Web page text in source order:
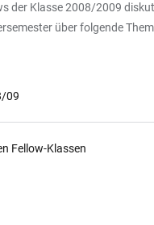
der Klasse 2008/2009
über folgende
09
Fellow-Klassen